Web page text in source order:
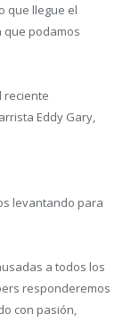
que llegue el
que podamos
reciente
Eddy Gary,
levantando para
a todos los
responderemos
con pasión,